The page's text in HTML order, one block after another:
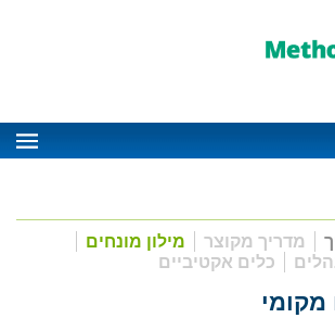
מדריך מקוצר
מילון מונחים
כלים אקטיביים
מקומי